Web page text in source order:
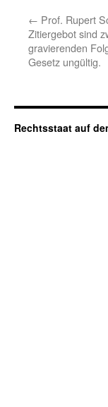
← Prof. Rupert
Zitiergebot sind
gravierenden
Gesetz ungültig.
Rechtsstaat auf